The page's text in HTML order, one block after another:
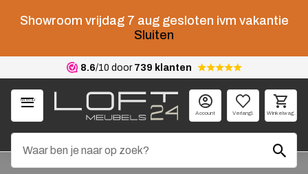
Showroom vrijdag 7 aug gesloten ivm vakantie
Sluiten
8.6/10 door 739 klanten
Menu
Account Verlangl. Winkelwag.